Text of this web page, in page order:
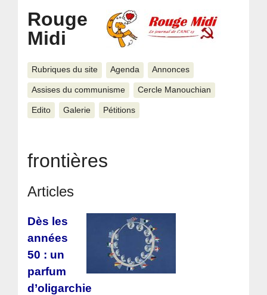
Rouge
Midi
Rubriques du site Agenda Annonces
Assises du communisme Cercle Manouchian
Edito Galerie Pétitions
frontières
Articles
Dès les
années
50 : un
parfum
d’oligarchie